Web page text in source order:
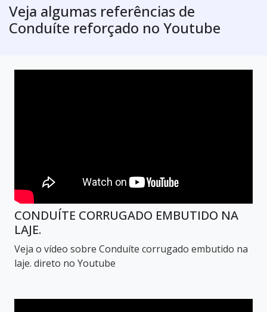
Veja algumas referências de
Conduíte reforçado no Youtube
CONDUÍTE CORRUGADO EMBUTIDO NA
LAJE.
Veja o vídeo sobre Conduíte corrugado embutido na
laje. direto no Youtube